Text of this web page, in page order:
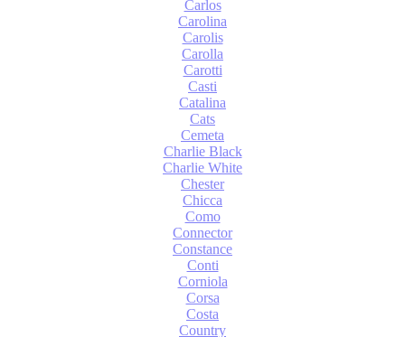
Carlos
Carolina
Carolis
Carolla
Carotti
Casti
Catalina
Cats
Cemeta
Charlie Black
Charlie White
Chester
Chicca
Como
Connector
Constance
Conti
Corniola
Corsa
Costa
Country